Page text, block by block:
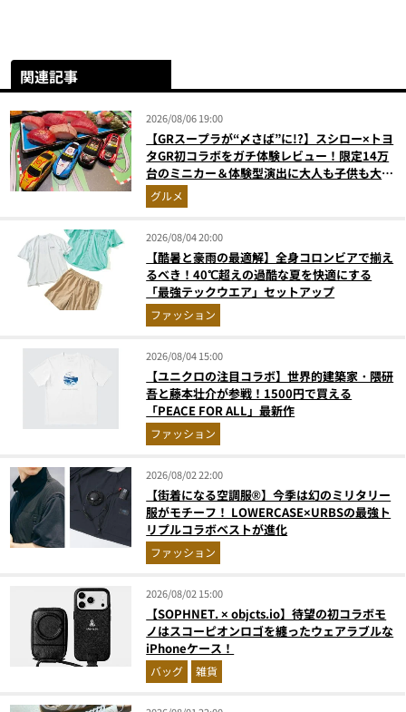
関連記事
2026/08/06 19:00
【GRスープラが“〆さば”に!?】スシロー×トヨ
タGR初コラボをガチ体験レビュー！限定14万
台のミニカー＆体験型演出に大人も子供も大興
奮間違いなし
グルメ
2026/08/04 20:00
【酷暑と豪雨の最適解】全身コロンビアで揃え
るべき！40℃超えの過酷な夏を快適にする
「最強テックウエア」セットアップ
ファッション
2026/08/04 15:00
【ユニクロの注目コラボ】世界的建築家・隈研
吾と藤本壮介が参戦！1500円で買える
「PEACE FOR ALL」最新作
ファッション
2026/08/02 22:00
【街着になる空調服®】今季は幻のミリタリー
服がモチーフ！ LOWERCASE×URBSの最強ト
リプルコラボベストが進化
ファッション
2026/08/02 15:00
【SOPHNET. × objcts.io】待望の初コラボモ
ノはスコーピオンロゴを纏ったウェアラブルな
iPhoneケース！
バッグ 雑貨